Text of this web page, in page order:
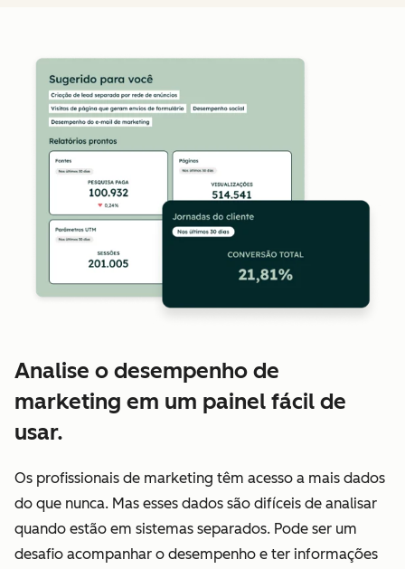
Analise o desempenho de
marketing em um painel fácil de
usar.
Os profissionais de marketing têm acesso a mais dados
do que nunca. Mas esses dados são difíceis de analisar
quando estão em sistemas separados. Pode ser um
desafio acompanhar o desempenho e ter informações